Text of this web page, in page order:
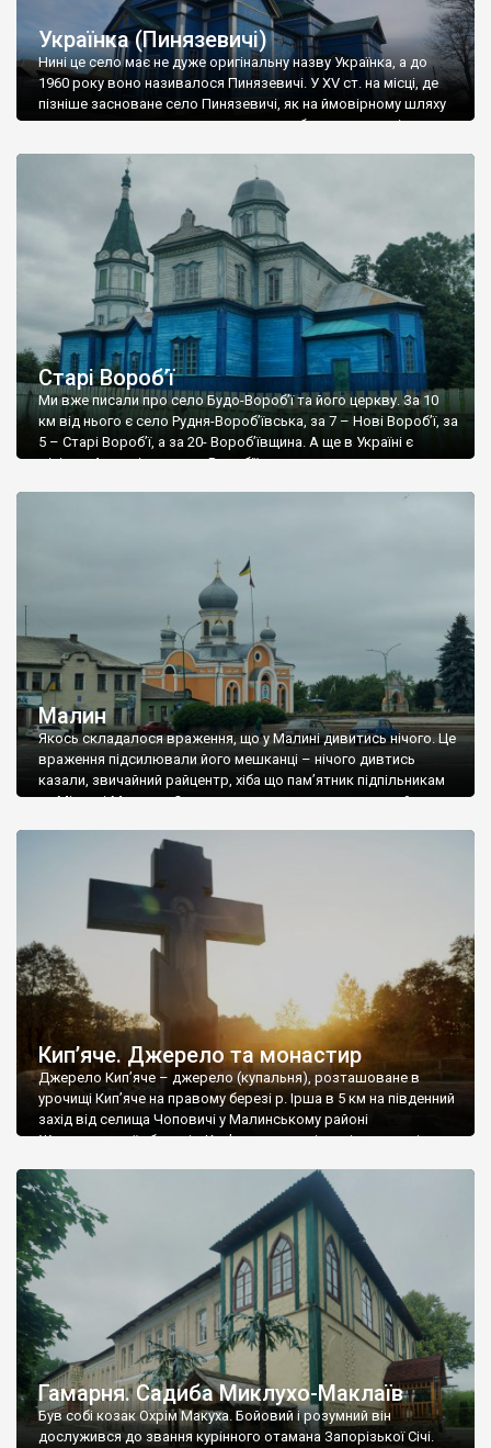
Українка (Пинязевичі)
Нині це село має не дуже оригінальну назву Українка, а до
1960 року воно називалося Пинязевичі. У XV ст. на місці, де
пізніше засноване село Пинязевичі, як на ймовірному шляху
вторгнення турецько-татарських орд, будуються засіки,
отримував грошову винагороду з королівської казни —
пеньондзи. Їхнім завданням було […]
Старі Вороб’ї
Ми вже писали про село Будо-Вороб’ї та його церкву. За 10
км від нього є село Рудня-Вороб’ївська, за 7 – Нові Вороб’ї, за
5 – Старі Вороб’ї, а за 20- Вороб’ївщина. А ще в Україні є
мінімум 4 села із назвою Воробіївка – якщо ви думаєте, що
Малин
Якось складалося враження, що у Малині дивитись нічого. Це
враження підсилювали його мешканці – нічого дивтись
казали, звичайний райцентр, хіба що пам’ятник підпільникам
та Міклусі-Маклаю. От я так теж довго думав, але в n-й раз
розповідає про собі, і про свої міста. Перше, що ми оцінили
Кип’яче. Джерело та монастир
Джерело Кип’яче – джерело (купальня), розташоване в
урочищі Кип’яче на правому березі р. Ірша в 5 км на південний
захід від селища Чоповичі у Малинському районі
Житомирської області. «Кип’яче» – так місцеві мешканці
Вважається, що колись вода у джерелі била з такою силою,
що нагадувала кипіння. За легендою, у […]
Гамарня. Садиба Миклухо-Маклаїв
Був собі козак Охрім Макуха. Бойовий і розумний він
дослужився до звання курінного отамана Запорізької Січі.